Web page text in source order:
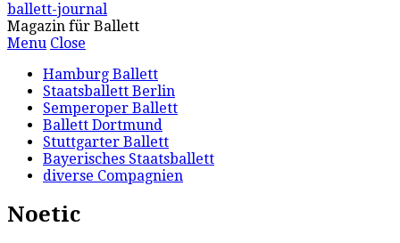
ballett-journal
Magazin für Ballett
Menu Close
Hamburg Ballett
Staatsballett Berlin
Semperoper Ballett
Ballett Dortmund
Stuttgarter Ballett
Bayerisches Staatsballett
diverse Compagnien
Noetic